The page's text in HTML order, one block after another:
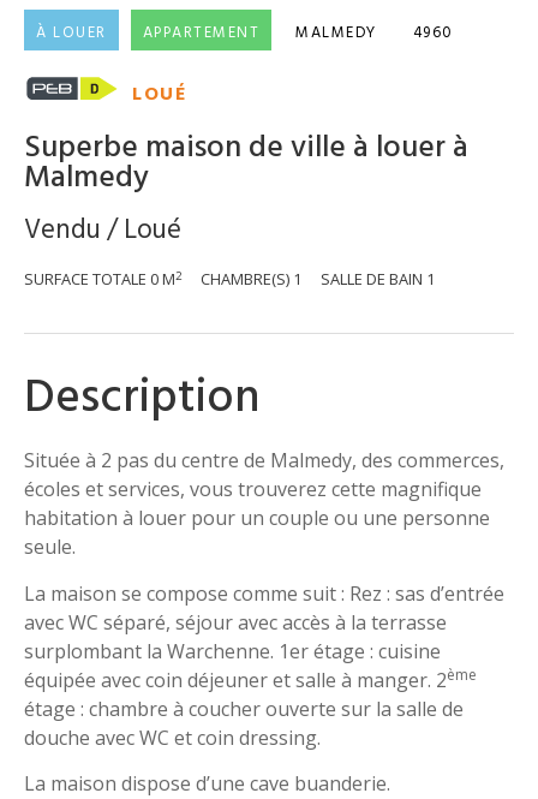
À LOUER APPARTEMENT MALMEDY 4960
LOUÉ
Superbe maison de ville à louer à
Malmedy
Vendu / Loué
SURFACE TOTALE 0 M2 CHAMBRE(S) 1 SALLE DE BAIN 1
Description
Située à 2 pas du centre de Malmedy, des commerces,
écoles et services, vous trouverez cette magnifique
habitation à louer pour un couple ou une personne
seule.
La maison se compose comme suit : Rez : sas d’entrée
avec WC séparé, séjour avec accès à la terrasse
surplombant la Warchenne. 1er étage : cuisine
équipée avec coin déjeuner et salle à manger. 2ème
étage : chambre à coucher ouverte sur la salle de
douche avec WC et coin dressing.
La maison dispose d’une cave buanderie.